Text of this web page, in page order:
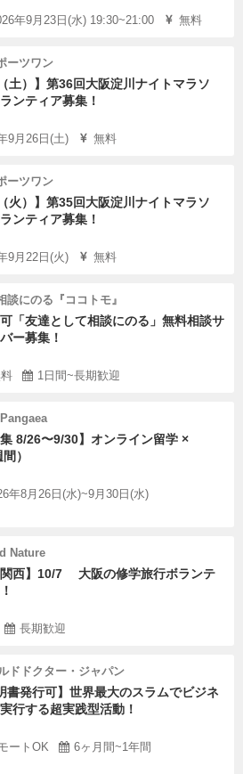
年9月23日(水) 19:30~21:00 無料
ーツワン
土）】第36回大阪淀川ナイトマラソ
ンティア募集！
9月26日(土) 無料
ーツワン
火）】第35回大阪淀川ナイトマラソ
ンティア募集！
9月22日(火) 無料
談にのる『ココトモ』
「友達として相談にのる」無料相談サ
ー募集！
1日間~長期歓迎
集 8/26〜9/30】オンライン留学 ×
）
年8月26日(水)~9月30日(水)
Nature
関西】10/7 大阪の修学旅行ボランテ
長期歓迎
ドドクター・ジャパン
書発行可】世界最大のスラムでビジネ
行する超実践型活動！
ートOK
6ヶ月間~1年間